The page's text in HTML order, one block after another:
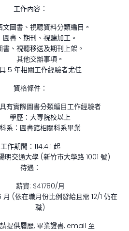
工作內容：
文圖書、視聽資料分類編目。
圖書、期刊、視聽加工。
書、視聽移送及期刊上架。
其他交辦事項。
5 年相關工作經驗者尤佳
資格條件：
有實際圖書分類編目工作經驗者
學歷：大專院校以上
科系：圖書館相關科系畢業
工作期間：114.4.1 起
明交通大學 (新竹市大學路 1001 號)
待遇：
薪資: $41780/月
月 (依在職月份比例發給且需 12/1 仍在
職)
提供履歷, 畢業證書, email 至